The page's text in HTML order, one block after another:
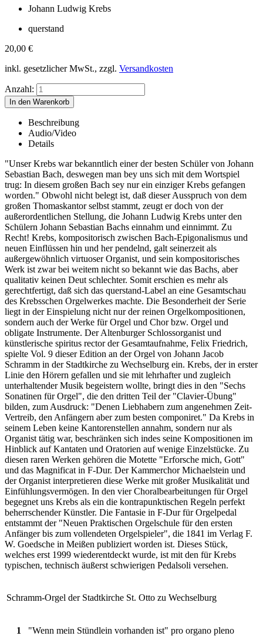
Johann Ludwig Krebs
querstand
20,00 €
inkl. gesetzlicher MwSt., zzgl. Versandkosten
Anzahl:
Beschreibung
Audio/Video
Details
"Unser Krebs war bekanntlich einer der besten Schüler von Johann
Sebastian Bach, deswegen man bey uns sich mit dem Wortspiel
trug: In diesem großen Bach sey nur ein einziger Krebs gefangen
worden." Obwohl nicht belegt ist, daß dieser Ausspruch von dem
großen Thomaskantor selbst stammt, zeugt er doch von der
außerordentlichen Stellung, die Johann Ludwig Krebs unter den
Schülern Johann Sebastian Bachs einnahm und einnimmt. Zu
Recht! Krebs, kompositorisch zwischen Bach-Epigonalismus und
neuen Einflüssen hin und her pendelnd, galt seinerzeit als
außergewöhnlich virtuoser Organist, und sein kompositorisches
Werk ist zwar bei weitem nicht so bekannt wie das Bachs, aber
qualitativ keinen Deut schlechter. Somit erschien es mehr als
gerechtfertigt, daß sich das querstand-Label an eine Gesamtschau
des Krebsschen Orgelwerkes machte. Die Besonderheit der Serie
liegt in der Einspielung nicht nur der reinen Orgelkompositionen,
sondern auch der Werke für Orgel und Chor bzw. Orgel und
obligate Instrumente. Der Altenburger Schlossorganist und
künstlerische spiritus rector der Gesamtaufnahme, Felix Friedrich,
spielte Vol. 9 dieser Edition an der Orgel von Johann Jacob
Schramm in der Stadtkirche zu Wechselburg ein. Krebs, der in erster
Linie den Hörern gefallen und sie mit lehrhafter und zugleich
unterhaltender Musik begeistern wollte, bringt dies in den "Sechs
Sonatinen für Orgel", die den dritten Teil der "Clavier-Übung"
bilden, zum Ausdruck: "Denen Liebhabern zum angenehmen Zeit-
Vertreib, den Anfängern aber zum besten componiret." Da Krebs in
seinem Leben keine Kantorenstellen annahm, sondern nur als
Organist tätig war, beschränken sich indes seine Kompositionen im
Hinblick auf Kantaten und Oratorien auf wenige Einzelstücke. Zu
diesen raren Werken gehören die Motette "Erforsche mich, Gott"
und das Magnificat in F-Dur. Der Kammerchor Michaelstein und
der Organist interpretieren diese Werke mit großer Musikalität und
Einfühlungsvermögen. In den vier Choralbearbeitungen für Orgel
begegnet uns Krebs als ein die kontrapunktischen Regeln perfekt
beherrschender Künstler. Die Fantasie in F-Dur für Orgelpedal
entstammt der "Neuen Praktischen Orgelschule für den ersten
Anfänger bis zum vollendeten Orgelspieler", die 1841 im Verlag F.
W. Goedsche in Meißen publiziert worden ist. Dieses Stück,
welches erst 1999 wiederentdeckt wurde, ist mit den für Krebs
typischen, technisch äußerst schwierigen Pedalsoli versehen.
Schramm-Orgel der Stadtkirche St. Otto zu Wechselburg
1 "Wenn mein Stündlein vorhanden ist" pro organo pleno